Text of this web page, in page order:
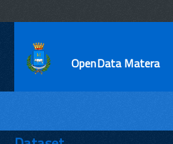
OpenData Matera
ENTI